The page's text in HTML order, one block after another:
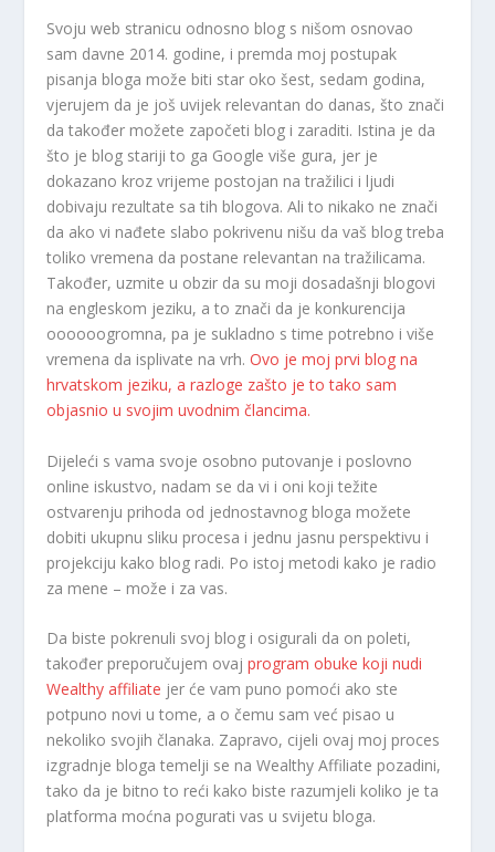
Svoju web stranicu odnosno blog s nišom osnovao
sam davne 2014. godine, i premda moj postupak
pisanja bloga može biti star oko šest, sedam godina,
vjerujem da je još uvijek relevantan do danas, što znači
da također možete započeti blog i zaraditi. Istina je da
što je blog stariji to ga Google više gura, jer je
dokazano kroz vrijeme postojan na tražilici i ljudi
dobivaju rezultate sa tih blogova. Ali to nikako ne znači
da ako vi nađete slabo pokrivenu nišu da vaš blog treba
toliko vremena da postane relevantan na tražilicama.
Također, uzmite u obzir da su moji dosadašnji blogovi
na engleskom jeziku, a to znači da je konkurencija
oooooogromna, pa je sukladno s time potrebno i više
vremena da isplivate na vrh. Ovo je moj prvi blog na
hrvatskom jeziku, a razloge zašto je to tako sam
objasnio u svojim uvodnim člancima.
Dijeleći s vama svoje osobno putovanje i poslovno
online iskustvo, nadam se da vi i oni koji težite
ostvarenju prihoda od jednostavnog bloga možete
dobiti ukupnu sliku procesa i jednu jasnu perspektivu i
projekciju kako blog radi. Po istoj metodi kako je radio
za mene – može i za vas.
Da biste pokrenuli svoj blog i osigurali da on poleti,
također preporučujem ovajprogram obuke koji nudi
Wealthy affiliate jer će vam puno pomoći ako ste
potpuno novi u tome, a o čemu sam već pisao u
nekoliko svojih članaka. Zapravo, cijeli ovaj moj proces
izgradnje bloga temelji se na Wealthy Affiliate pozadini,
tako da je bitno to reći kako biste razumjeli koliko je ta
platforma moćna pogurati vas u svijetu bloga.